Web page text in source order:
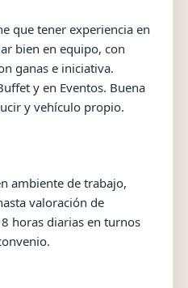
que tener experiencia en
bien en equipo, con
ganas e iniciativa.
y en Eventos. Buena
y vehículo propio.
ambiente de trabajo,
valoración de
horas diarias en turnos